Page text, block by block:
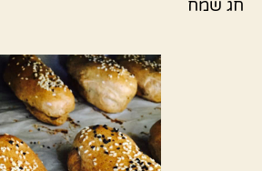
חג שמח